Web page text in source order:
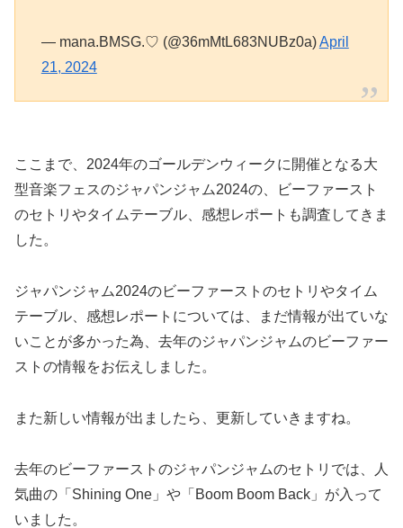
— mana.BMSG.♡ (@36mMtL683NUBz0a)April
21, 2024
ここまで、2024年のゴールデンウィークに開催となる大
型音楽フェスのジャパンジャム2024の、ビーファースト
のセトリやタイムテーブル、感想レポートも調査してきま
した。
ジャパンジャム2024のビーファーストのセトリやタイム
テーブル、感想レポートについては、まだ情報が出ていな
いことが多かった為、去年のジャパンジャムのビーファー
ストの情報をお伝えしました。
また新しい情報が出ましたら、更新していきますね。
去年のビーファーストのジャパンジャムのセトリでは、人
気曲の「Shining One」や「Boom Boom Back」が入って
いました。